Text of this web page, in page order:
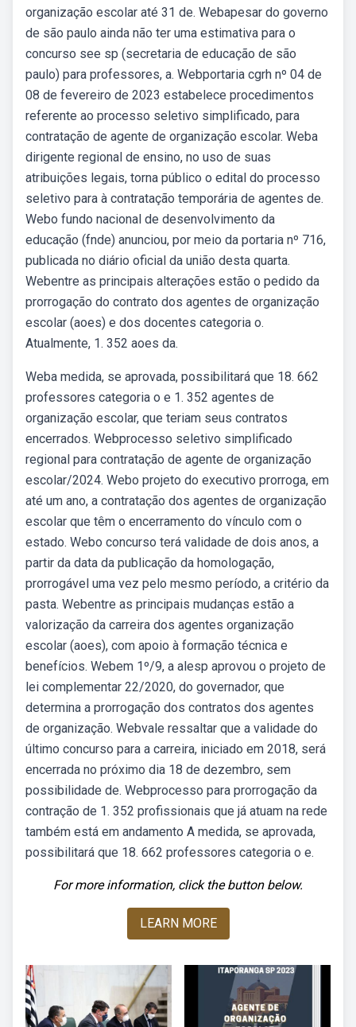
organização escolar até 31 de. Webapesar do governo
de são paulo ainda não ter uma estimativa para o
concurso see sp (secretaria de educação de são
paulo) para professores, a. Webportaria cgrh nº 04 de
08 de fevereiro de 2023 estabelece procedimentos
referente ao processo seletivo simplificado, para
contratação de agente de organização escolar. Weba
dirigente regional de ensino, no uso de suas
atribuições legais, torna público o edital do processo
seletivo para à contratação temporária de agentes de.
Webo fundo nacional de desenvolvimento da
educação (fnde) anunciou, por meio da portaria nº 716,
publicada no diário oficial da união desta quarta.
Webentre as principais alterações estão o pedido da
prorrogação do contrato dos agentes de organização
escolar (aoes) e dos docentes categoria o.
Atualmente, 1. 352 aoes da.
Weba medida, se aprovada, possibilitará que 18. 662
professores categoria o e 1. 352 agentes de
organização escolar, que teriam seus contratos
encerrados. Webprocesso seletivo simplificado
regional para contratação de agente de organização
escolar/2024. Webo projeto do executivo prorroga, em
até um ano, a contratação dos agentes de organização
escolar que têm o encerramento do vínculo com o
estado. Webo concurso terá validade de dois anos, a
partir da data da publicação da homologação,
prorrogável uma vez pelo mesmo período, a critério da
pasta. Webentre as principais mudanças estão a
valorização da carreira dos agentes organização
escolar (aoes), com apoio à formação técnica e
benefícios. Webem 1º/9, a alesp aprovou o projeto de
lei complementar 22/2020, do governador, que
determina a prorrogação dos contratos dos agentes
de organização. Webvale ressaltar que a validade do
último concurso para a carreira, iniciado em 2018, será
encerrada no próximo dia 18 de dezembro, sem
possibilidade de. Webprocesso para prorrogação da
contração de 1. 352 profissionais que já atuam na rede
também está em andamento A medida, se aprovada,
possibilitará que 18. 662 professores categoria o e.
For more information, click the button below.
LEARN MORE